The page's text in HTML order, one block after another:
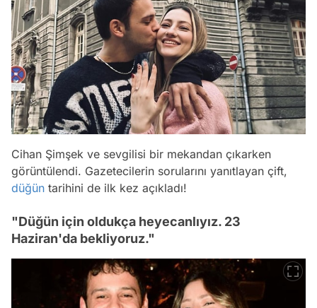
Cihan Şimşek ve sevgilisi bir mekandan çıkarken
görüntülendi. Gazetecilerin sorularını yanıtlayan çift,
düğün tarihini de ilk kez açıkladı!
"Düğün için oldukça heyecanlıyız. 23
Haziran'da bekliyoruz."